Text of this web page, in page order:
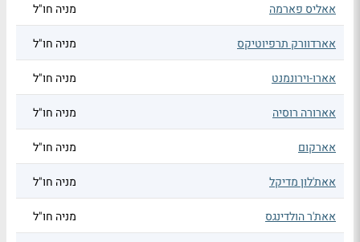
אאליס פארמה מניה חו"ל
אארדוורק תרפיוטיקס מניה חו"ל
אארו-וירונמנט מניה חו"ל
אארורה רוסיה מניה חו"ל
אארקום מניה חו"ל
אאת'לון מדיקל מניה חו"ל
אאת'ר הולדינגס מניה חו"ל